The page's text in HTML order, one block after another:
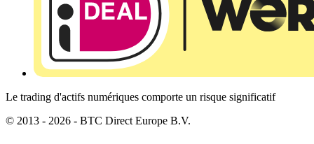
Le trading d'actifs numériques comporte un risque significatif
© 2013 - 2026 - BTC Direct Europe B.V.